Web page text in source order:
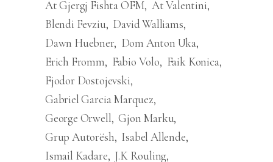
At Gjergj Fishta OFM At Valentini
Blendi Fevziu David Walliams
Dawn Huebner Dom Anton Uka
Erich Fromm
Fabio Volo
Faik Konica
Fjodor Dostojevski
Gabriel Garcia Marquez
George Orwell Gjon Marku
Grup Autorësh Isabel Allende
Ismail Kadare J.K Rouling